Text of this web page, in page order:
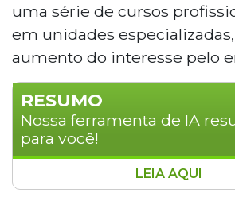
uma série de cursos
em unidades
aumento do interesse pelo
RESUMO
Nossa ferramenta de IA
para você!
A Secretaria de Educação
LEIA AQUI